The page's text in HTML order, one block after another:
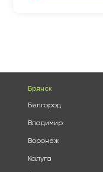
Брянск
Белгород
Владимир
Воронеж
Калуга